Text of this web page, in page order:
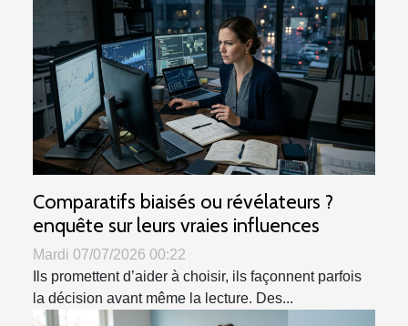
Comparatifs biaisés ou révélateurs ?
enquête sur leurs vraies influences
Mardi 07/07/2026 00:22
Ils promettent d’aider à choisir, ils façonnent parfois
la décision avant même la lecture. Des...